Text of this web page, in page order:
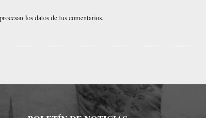
los datos de tus comentarios.